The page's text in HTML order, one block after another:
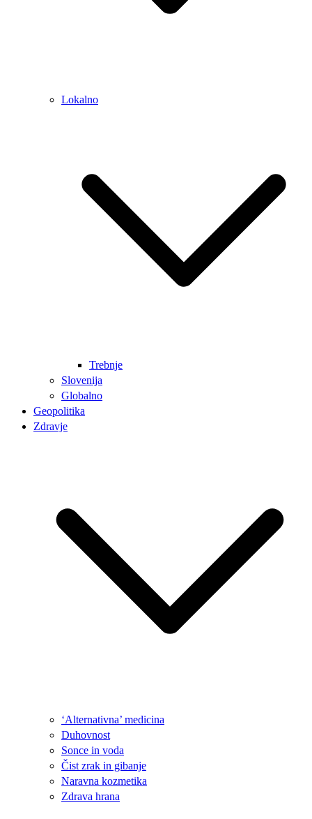
Lokalno
Trebnje
Slovenija
Globalno
Geopolitika
Zdravje
‘Alternativna’ medicina
Duhovnost
Sonce in voda
Čist zrak in gibanje
Naravna kozmetika
Zdrava hrana